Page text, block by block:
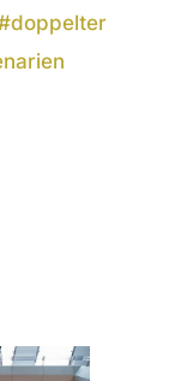
doppelter